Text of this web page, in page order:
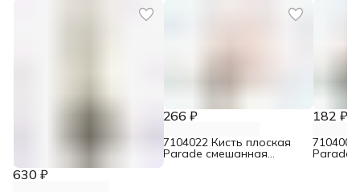
630 ₽
266 ₽
7104022 Кисть плоская
Parade смешанная
182 ₽
Parade